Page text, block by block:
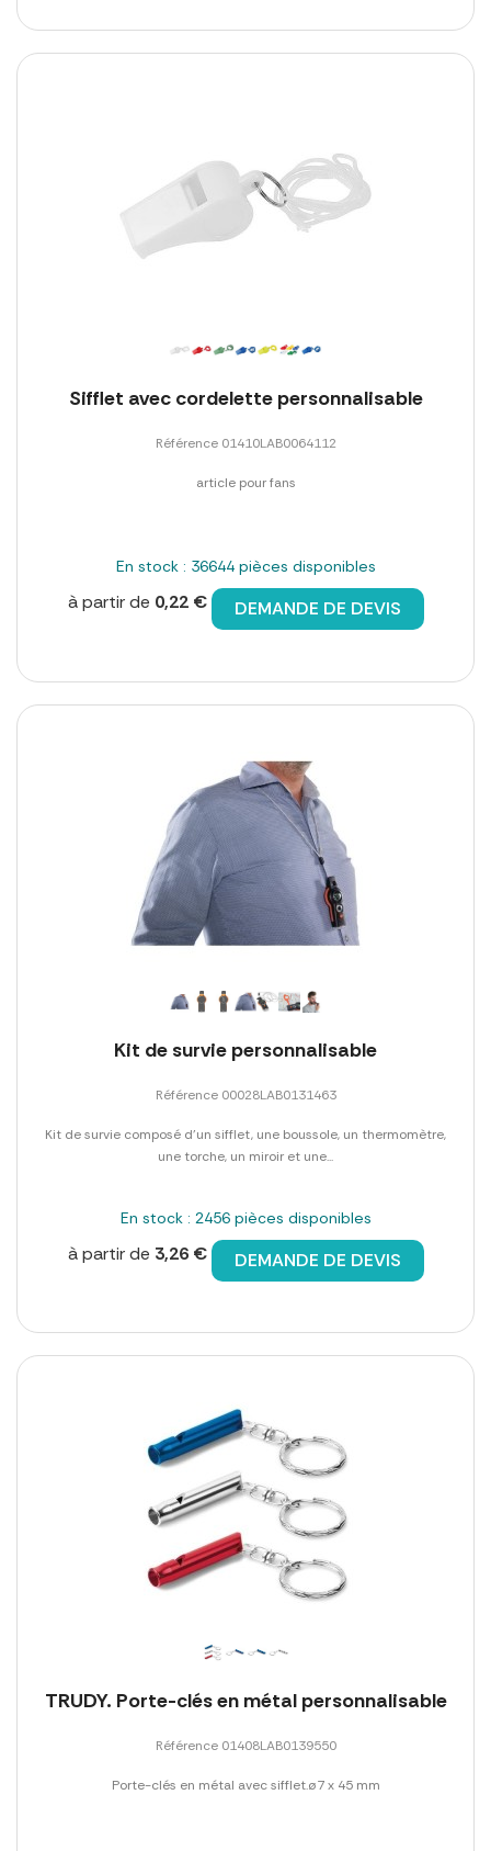
Sifflet avec cordelette personnalisable
Référence 01410LAB0064112
article pour fans
En stock : 36644 pièces disponibles
à partir de 0,22 € DEMANDE DE DEVIS
Kit de survie personnalisable
Référence 00028LAB0131463
Kit de survie composé d'un sifflet, une boussole, un thermomètre,
une torche, un miroir et une...
En stock : 2456 pièces disponibles
à partir de 3,26 € DEMANDE DE DEVIS
TRUDY. Porte-clés en métal personnalisable
Référence 01408LAB0139550
Porte-clés en métal avec sifflet.ø7 x 45 mm